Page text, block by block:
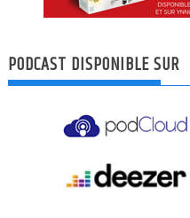
PODCAST DISPONIBLE SUR